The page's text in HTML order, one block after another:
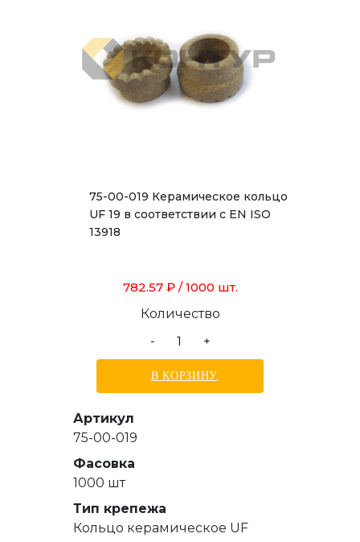
75-00-019 Керамическое кольцо
UF 19 в соответствии с EN ISO
13918
782.57 ₽ / 1000 шт.
Количество
-
+
В КОРЗИНУ
Артикул
75-00-019
Фасовка
1000 шт
Тип крепежа
Кольцо керамическое UF